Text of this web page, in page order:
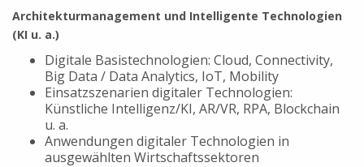
Architekturmanagement und Intelligente Technologien
(KI u. a.)
Digitale Basistechnologien: Cloud, Connectivity,
Big Data / Data Analytics, IoT, Mobility
Einsatzszenarien digitaler Technologien:
Künstliche Intelligenz/KI, AR/VR, RPA, Blockchain
u. a.
Anwendungen digitaler Technologien in
ausgewählten Wirtschaftssektoren